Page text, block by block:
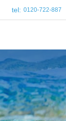
tel: 0120-722-887